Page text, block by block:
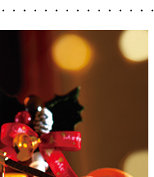
・・・・・・・・・・・・・・